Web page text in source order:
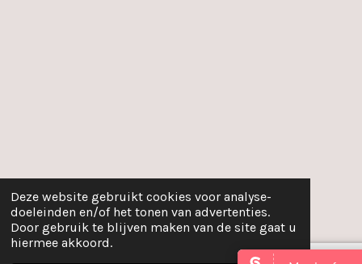
Deze website gebruikt cookies voor analyse-
doeleinden en/of het tonen van advertenties.
Door gebruik te blijven maken van de site gaat u
hiermee akkoord.